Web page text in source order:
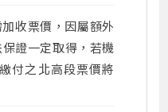
收票價，因屬額外
證一定取得，若機
付之北高段票價將